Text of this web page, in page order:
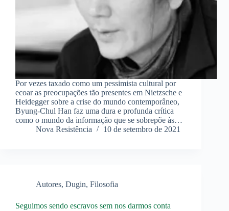
Por vezes taxado como um pessimista cultural por
ecoar as preocupações tão presentes em Nietzsche e
Heidegger sobre a crise do mundo contemporâneo,
Byung-Chul Han faz uma dura e profunda crítica
como o mundo da informação que se sobrepõe às…
Nova Resistência
10 de setembro de 2021
Autores, Dugin, Filosofia
Seguimos sendo escravos sem nos darmos conta